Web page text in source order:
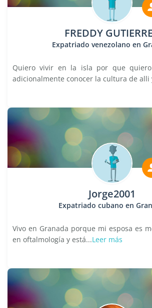
FREDDY
Expatriado venezolano en
Quiero vivir en la isla por que
adicionalmente conocer la cultura de alli
Jorge2001
Expatriado cubano en
Vivo en Granada porque mi esposa es
en oftalmología y está...Leer más